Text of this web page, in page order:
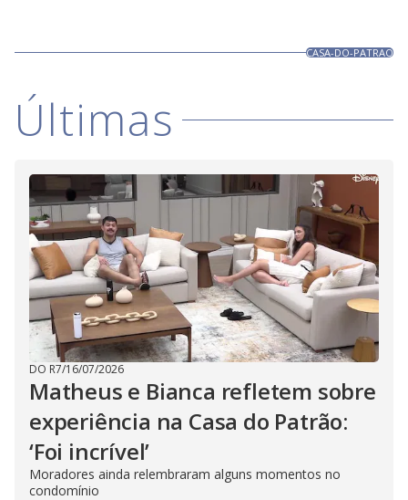
CASA-DO-PATRAO
Últimas
DO R7/16/07/2026
Matheus e Bianca refletem sobre
experiência na Casa do Patrão:
‘Foi incrível’
Moradores ainda relembraram alguns momentos no
condomínio